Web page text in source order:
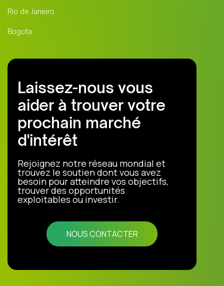
Rio de Janeiro
Bogota
Laissez-nous vous
aider à trouver votre
prochain marché
d'intérêt
Rejoignez notre réseau mondial et
trouvez le soutien dont vous avez
besoin pour atteindre vos objectifs,
trouver des opportunités
exploitables ou investir.
NOUS CONTACTER